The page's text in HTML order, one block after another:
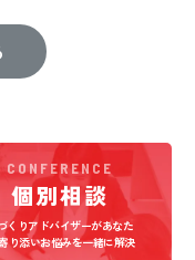
CONFERENCE
個別相談
くりアドバイザーがあなた
り添いお悩みを一緒に解決